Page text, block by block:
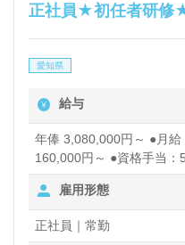
正社員★初任者研修
愛知県
給与
年俸 3,080,000円～ ●月給
160,000円～ ●資格手当：
円 ●精勤手当：10,000円
当：4,000円/約4回 ●処
賞与あり 昇給あり
雇用形態
正社員｜常勤